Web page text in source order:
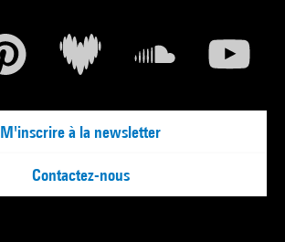
M'inscrire à la newsletter
Contactez-nous